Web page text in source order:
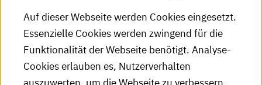
HKA-Podcast
HKA-Publikationen
RSS-Feed
Auf dieser Webseite werden Cookies eingesetzt.
Essenzielle Cookies werden zwingend für die
Funktionalität der Webseite benötigt. Analyse-
Cookies erlauben es, Nutzerverhalten